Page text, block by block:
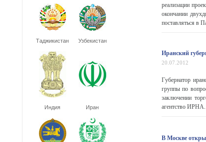
Таджикистан Узбекистан
Индия Иран
реализации
окончании
поставляться в
Иранский
20.07.2012
Губернатор
группы по
заключении
агентство ИРНА.
В Москве